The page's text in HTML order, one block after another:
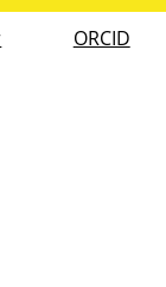
ORCID